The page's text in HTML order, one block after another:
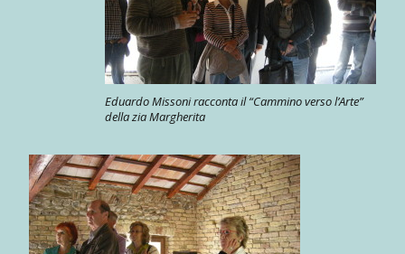
Eduardo Missoni racconta il “Cammino verso l’Arte”
della zia Margherita